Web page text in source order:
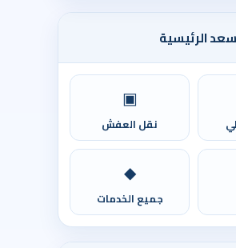
الرئيسية
▣
نقل العفش
◆
جميع الخدمات